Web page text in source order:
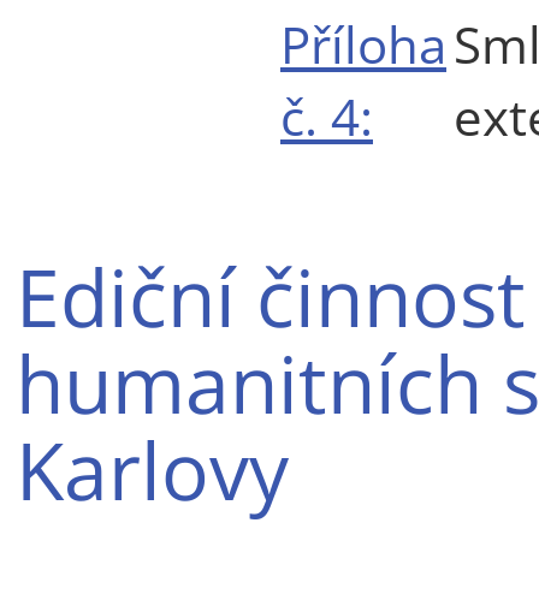
Příloha
č. 4:
Ediční
humanitních
Karlovy